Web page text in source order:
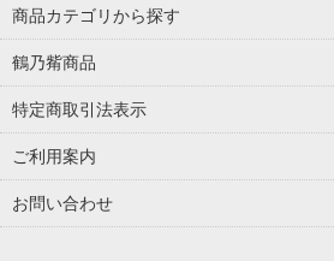
商品カテゴリから探す
鶴乃觜商品
特定商取引法表示
ご利用案内
お問い合わせ